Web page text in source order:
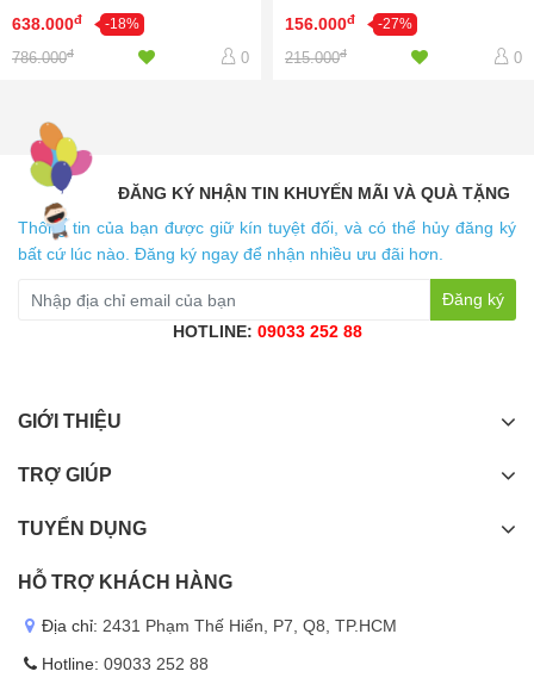
638.000đ -18%
786.000đ 0
156.000đ -27%
215.000đ 0
ĐĂNG KÝ NHẬN TIN KHUYẾN MÃI VÀ QUÀ TẶNG
Thông tin của bạn được giữ kín tuyệt đối, và có thể hủy đăng ký
bất cứ lúc nào. Đăng ký ngay để nhận nhiều ưu đãi hơn.
Đăng ký
HOTLINE: 09033 252 88
GIỚI THIỆU
TRỢ GIÚP
TUYỂN DỤNG
HỖ TRỢ KHÁCH HÀNG
Địa chỉ: 2431 Phạm Thế Hiển, P7, Q8, TP.HCM
Hotline: 09033 252 88